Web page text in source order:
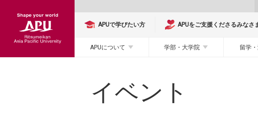
APUで学びたい方 APUをご支援くださるみなさ
APUについて 学部・大学院 留学
イベント